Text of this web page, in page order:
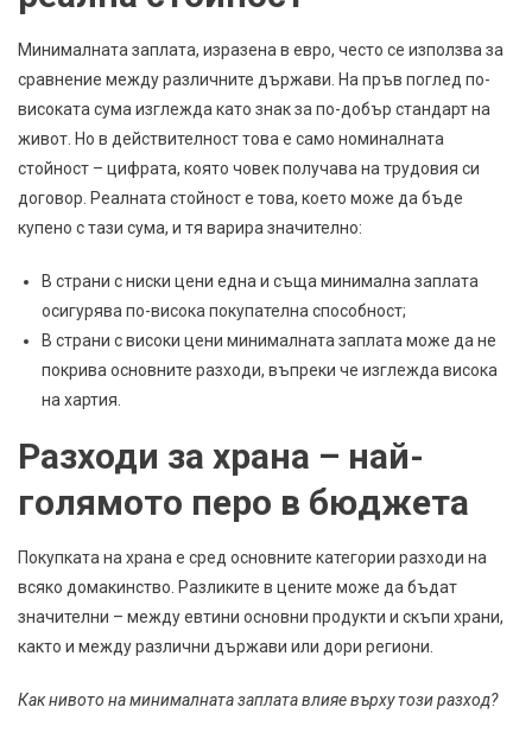
Минималната заплата, изразена в евро, често се използва за
сравнение между различните държави. На пръв поглед по-
високата сума изглежда като знак за по-добър стандарт на
живот. Но в действителност това е само номиналната
стойност – цифрата, която човек получава на трудовия си
договор. Реалната стойност е това, което може да бъде
купено с тази сума, и тя варира значително:
В страни с ниски цени една и съща минимална заплата
осигурява по-висока покупателна способност;
В страни с високи цени минималната заплата може да не
покрива основните разходи, въпреки че изглежда висока
на хартия.
Разходи за храна – най-
голямото перо в бюджета
Покупката на храна е сред основните категории разходи на
всяко домакинство. Разликите в цените може да бъдат
значителни – между евтини основни продукти и скъпи храни,
както и между различни държави или дори региони.
Как нивото на минималната заплата влияе върху този разход?